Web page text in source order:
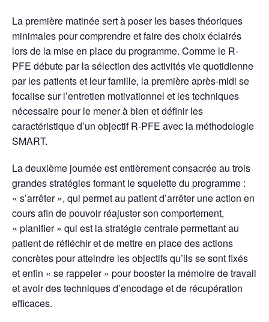
La première matinée sert à poser les bases théoriques
minimales pour comprendre et faire des choix éclairés
lors de la mise en place du programme. Comme le R-
PFE débute par la sélection des activités vie quotidienne
par les patients et leur famille, la première après-midi se
focalise sur l’entretien motivationnel et les techniques
nécessaire pour le mener à bien et définir les
caractéristique d’un objectif R-PFE avec la méthodologie
SMART.
La deuxième journée est entièrement consacrée au trois
grandes stratégies formant le squelette du programme :
« s’arrêter », qui permet au patient d’arrêter une action en
cours afin de pouvoir réajuster son comportement,
« planifier » qui est la stratégie centrale permettant au
patient de réfléchir et de mettre en place des actions
concrètes pour atteindre les objectifs qu’ils se sont fixés
et enfin « se rappeler » pour booster la mémoire de travail
et avoir des techniques d’encodage et de récupération
efficaces.